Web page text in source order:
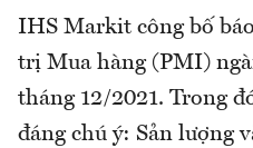
IHS Markit công bố
trị Mua hàng (PMI)
tháng 12/2021. Trong
đáng chú ý: Sản lượng